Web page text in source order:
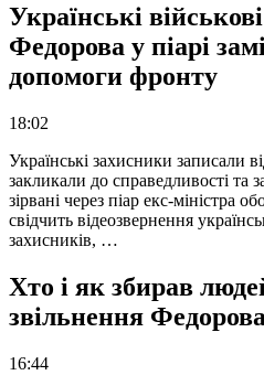
Українські
Федорова у піарі
допомоги фронту
18:02
Українські захисники записали
закликали до справедливості та
зірвані через піар екс-міністра
свідчить відеозвернення
захисників, …
Хто і як збирав
звільнення Федорова
16:44